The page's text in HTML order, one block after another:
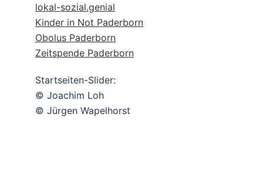
lokal-sozial.genial
Kinder in Not Paderborn
Obolus Paderborn
Zeitspende Paderborn
Startseiten-Slider:
© Joachim Loh
© Jürgen Wapelhorst